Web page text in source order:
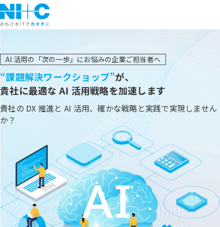
AI 活用の「次の一歩」にお悩みの企業ご担当者へ
“課題解決ワークショップ”が、
貴社に最適な AI 活用戦略を加速します
貴社の DX 推進と AI 活用、確かな戦略と実践で実現しません
か？